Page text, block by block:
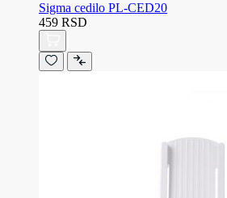
Sigma cedilo PL-CED20
459 RSD